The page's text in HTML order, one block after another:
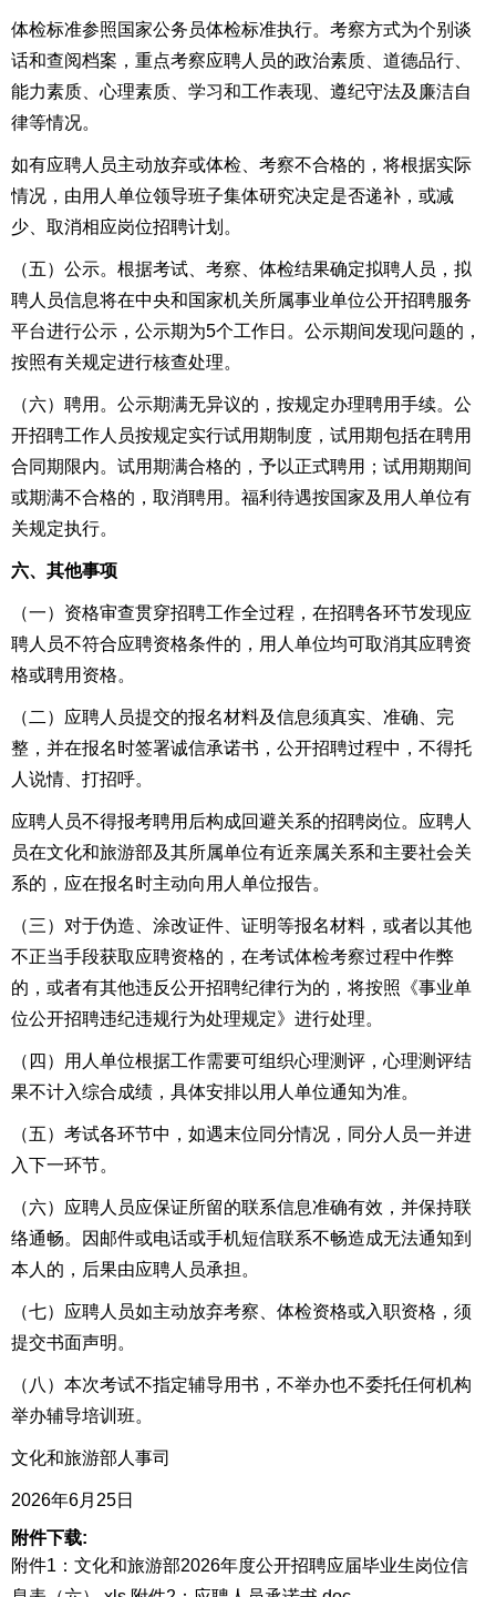
体检标准参照国家公务员体检标准执行。考察方式为个别谈
话和查阅档案，重点考察应聘人员的政治素质、道德品行、
能力素质、心理素质、学习和工作表现、遵纪守法及廉洁自
律等情况。
如有应聘人员主动放弃或体检、考察不合格的，将根据实际
情况，由用人单位领导班子集体研究决定是否递补，或减
少、取消相应岗位招聘计划。
（五）公示。根据考试、考察、体检结果确定拟聘人员，拟
聘人员信息将在中央和国家机关所属事业单位公开招聘服务
平台进行公示，公示期为5个工作日。公示期间发现问题的，
按照有关规定进行核查处理。
（六）聘用。公示期满无异议的，按规定办理聘用手续。公
开招聘工作人员按规定实行试用期制度，试用期包括在聘用
合同期限内。试用期满合格的，予以正式聘用；试用期期间
或期满不合格的，取消聘用。福利待遇按国家及用人单位有
关规定执行。
六、其他事项
（一）资格审查贯穿招聘工作全过程，在招聘各环节发现应
聘人员不符合应聘资格条件的，用人单位均可取消其应聘资
格或聘用资格。
（二）应聘人员提交的报名材料及信息须真实、准确、完
整，并在报名时签署诚信承诺书，公开招聘过程中，不得托
人说情、打招呼。
应聘人员不得报考聘用后构成回避关系的招聘岗位。应聘人
员在文化和旅游部及其所属单位有近亲属关系和主要社会关
系的，应在报名时主动向用人单位报告。
（三）对于伪造、涂改证件、证明等报名材料，或者以其他
不正当手段获取应聘资格的，在考试体检考察过程中作弊
的，或者有其他违反公开招聘纪律行为的，将按照《事业单
位公开招聘违纪违规行为处理规定》进行处理。
（四）用人单位根据工作需要可组织心理测评，心理测评结
果不计入综合成绩，具体安排以用人单位通知为准。
（五）考试各环节中，如遇末位同分情况，同分人员一并进
入下一环节。
（六）应聘人员应保证所留的联系信息准确有效，并保持联
络通畅。因邮件或电话或手机短信联系不畅造成无法通知到
本人的，后果由应聘人员承担。
（七）应聘人员如主动放弃考察、体检资格或入职资格，须
提交书面声明。
（八）本次考试不指定辅导用书，不举办也不委托任何机构
举办辅导培训班。
文化和旅游部人事司
2026年6月25日
附件下载:
附件1：文化和旅游部2026年度公开招聘应届毕业生岗位信